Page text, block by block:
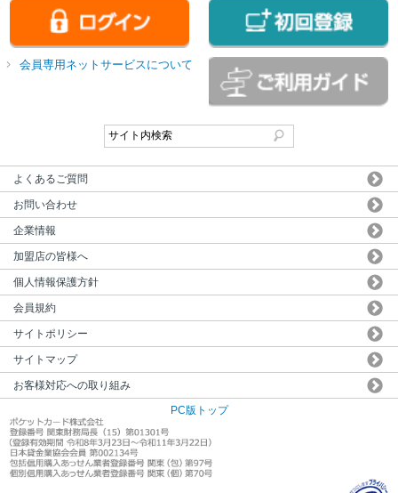
会員専用ネットサービスについて
よくあるご質問
お問い合わせ
企業情報
加盟店の皆様へ
個人情報保護方針
会員規約
サイトポリシー
サイトマップ
お客様対応への取り組み
PC版トップ